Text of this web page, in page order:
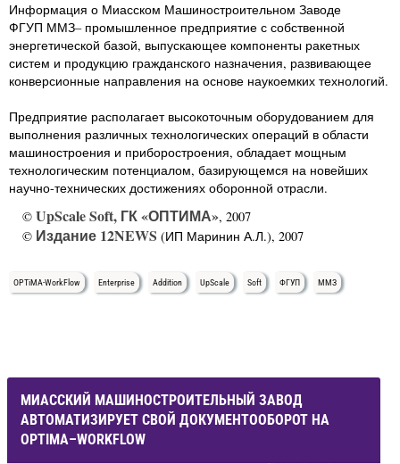
Информация о Миасском Машиностроительном Заводе
ФГУП ММЗ– промышленное предприятие с собственной
энергетической базой, выпускающее компоненты ракетных
систем и продукцию гражданского назначения, развивающее
конверсионные направления на основе наукоемких технологий.
Предприятие располагает высокоточным оборудованием для
выполнения различных технологических операций в области
машиностроения и приборостроения, обладает мощным
технологическим потенциалом, базирующемся на новейших
научно-технических достижениях оборонной отрасли.
© UpScale Soft, ГК «ОПТИМА», 2007
© Издание 12NEWS (ИП Маринин А.Л.), 2007
OPTiMA-WorkFlow Enterprise Addition UpScale Soft ФГУП ММЗ
МИАССКИЙ МАШИНОСТРОИТЕЛЬНЫЙ ЗАВОД
АВТОМАТИЗИРУЕТ СВОЙ ДОКУМЕНТООБОРОТ НА
OPTIMA–WORKFLOW